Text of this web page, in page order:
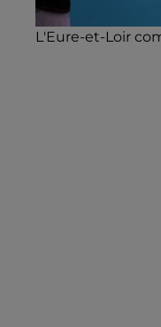
L'Eure-et-Loir